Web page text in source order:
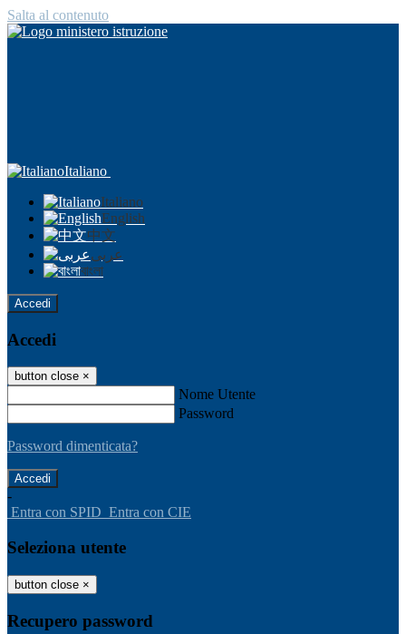
Salta al contenuto
Italiano
Italiano
English
中文
عربى
বাংলা
Accedi
Accedi
button close ×
Nome Utente
Password
Password dimenticata?
-
Entra con SPID Entra con CIE
Seleziona utente
button close ×
Recupero password